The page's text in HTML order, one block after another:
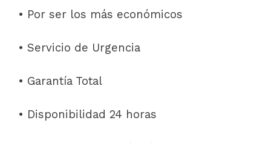
• Por ser los más económicos
• Servicio de Urgencia
• Garantía Total
• Disponibilidad 24 horas